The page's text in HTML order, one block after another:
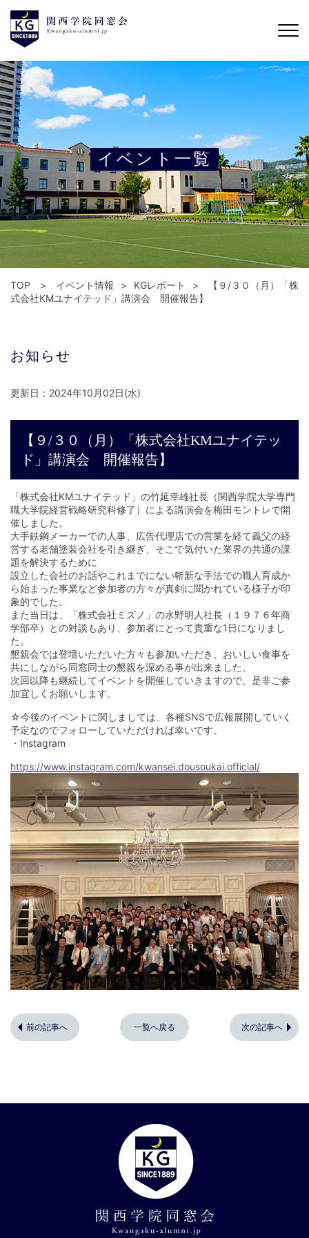
イベント一覧
TOP イベント情報 KGレポート
【９/３０（月）「株
式会社KMユナイテッド」講演会 開催報告】
お知らせ
更新日：2024年10月02日(水)
【９/３０（月）「株式会社KMユナイテッ
ド」講演会 開催報告】
「株式会社KMユナイテッド」の竹延幸雄社長（関西学院大学専門
職大学院経営戦略研究科修了）による講演会を梅田モントレで開
催しました。
大手鉄鋼メーカーでの人事、広告代理店での営業を経て義父の経
営する老舗塗装会社を引き継ぎ、そこで気付いた業界の共通の課
題を解決するために
設立した会社のお話やこれまでにない斬新な手法での職人育成か
ら始まった事業など参加者の方々が真剣に聞かれている様子が印
象的でした。
また当日は、「株式会社ミズノ」の水野明人社長（１９７６年商
学部卒）との対談もあり、参加者にとって貴重な1日になりまし
た。
懇親会では登壇いただいた方々も参加いただき、おいしい食事を
共にしながら同窓同士の懇親を深める事が出来ました。
次回以降も継続してイベントを開催していきますので、是非ご参
加宜しくお願いします。
☆今後のイベントに関しましては、各種SNSで広報展開していく
予定なのでフォローしていただければ幸いです。
・Instagram
https://www.instagram.com/kwansei.dousoukai.official/
前の記事へ 一覧へ戻る 次の記事へ